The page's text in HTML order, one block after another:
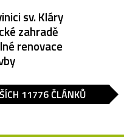
sv. Kláry
zahradě
renovace
11776 ČLÁNKŮ